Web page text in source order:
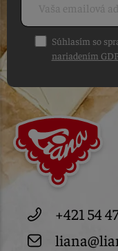
Súhlasím so
nariadením
+421 54